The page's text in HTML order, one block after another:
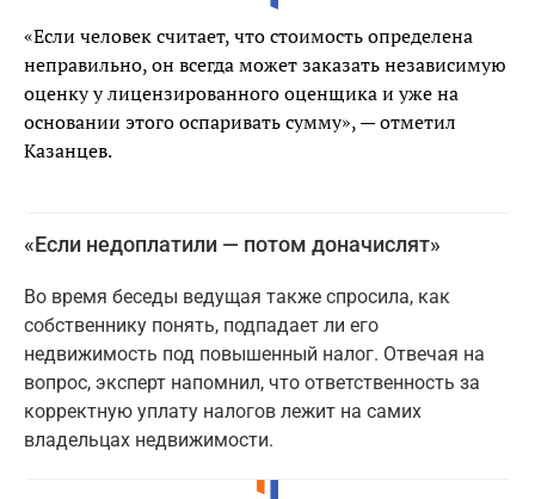
«Если человек считает, что стоимость определена
неправильно, он всегда может заказать независимую
оценку у лицензированного оценщика и уже на
основании этого оспаривать сумму», — отметил
Казанцев.
«Если недоплатили — потом доначислят»
Во время беседы ведущая также спросила, как
собственнику понять, подпадает ли его
недвижимость под повышенный налог. Отвечая на
вопрос, эксперт напомнил, что ответственность за
корректную уплату налогов лежит на самих
владельцах недвижимости.